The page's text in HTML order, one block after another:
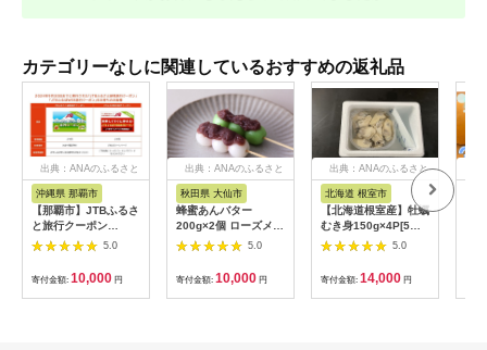
カテゴリーなしに関連しているおすすめの返礼品
出典：ANAのふるさと
沖縄県 那覇市
【那覇市】JTBふるさ
と旅行クーポン
（3,000円分）有効期
間3年（Eメール発
行）｜旅行 トラベル
予約 国内旅行 JTB 宿
泊 観光 体験 旅行券
5.0
寄付金額: 10,000 円
出典：ANAのふるさと
秋田県 大仙市
蜂蜜あんバター
200g×2個 ローズメイ
[あんバター はちみ
つ 発酵バター あん
こ 水あめ不使用 秋
田県 大仙市]
5.0
寄付金額: 10,000 円
出典：ANAのふるさと
納税
北海道 根室市
【北海道根室産】牡蠣
むき身150g×4P[5月
下旬以降発送] A-
5.0
寄付金額: 14,000 円